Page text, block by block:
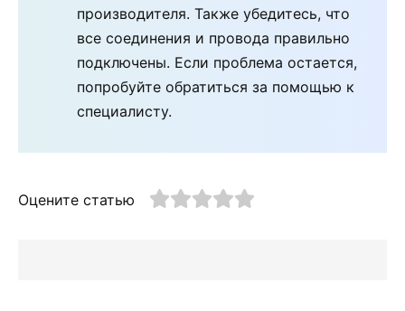
производителя. Также убедитесь, что
все соединения и провода правильно
подключены. Если проблема остается,
попробуйте обратиться за помощью к
специалисту.
Оцените статью